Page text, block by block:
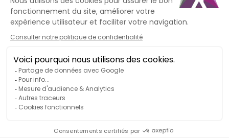
En cas de litige non résolu avec notre service, vous
pouvez recourir à la médiation de la
consommation. Médiateur : MTV Médiation Tourisme
Voyage, adresse : BP 80 303 – 75 823 Paris Cedex 17,
site internet :https://www.mtv.travel. Vous pouvez
saisir ce médiateur gratuitement afin de trouver une
solution amiable.
Conception et réalisation :MEDIWEB